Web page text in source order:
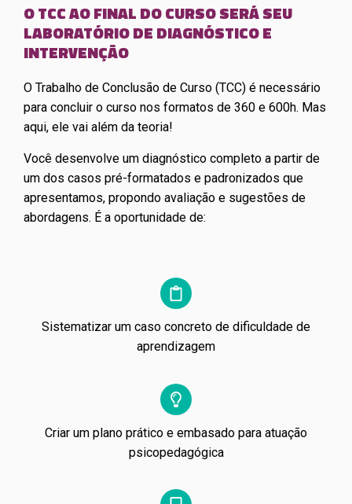
O TCC AO FINAL DO CURSO SERÁ SEU
LABORATÓRIO DE DIAGNÓSTICO E
INTERVENÇÃO
O Trabalho de Conclusão de Curso (TCC) é necessário
para concluir o curso nos formatos de 360 e 600h. Mas
aqui, ele vai além da teoria!
Você desenvolve um diagnóstico completo a partir de
um dos casos pré-formatados e padronizados que
apresentamos, propondo avaliação e sugestões de
abordagens. É a oportunidade de:
Sistematizar um caso concreto de dificuldade de
aprendizagem
Criar um plano prático e embasado para atuação
psicopedagógica